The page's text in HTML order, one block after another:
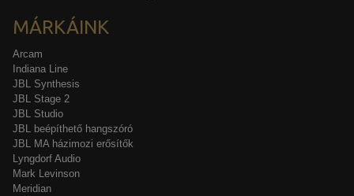
MÁRKÁINK
Arcam
Indiana Line
JBL Synthesis
JBL Stage 2
JBL Studio
JBL beépíthető hangszóró
JBL MA házimozi erősítők
Lyngdorf Audio
Mark Levinson
Meridian